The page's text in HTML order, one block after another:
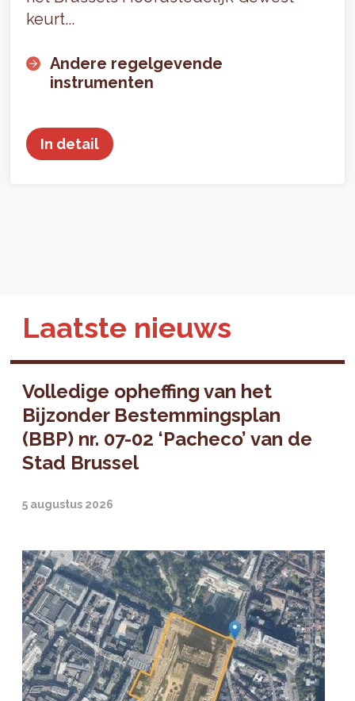
keurt...
Andere regelgevende
instrumenten
In detail
Laatste nieuws
Volledige opheffing van het
Bijzonder Bestemmingsplan
(BBP) nr. 07-02 ‘Pacheco’ van de
Stad Brussel
5 augustus 2026